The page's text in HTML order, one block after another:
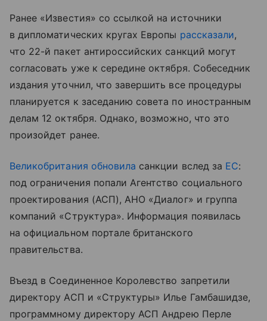
Ранее «Известия» со ссылкой на источники
в дипломатических кругах Европы рассказали,
что 22-й пакет антироссийских санкций могут
согласовать уже к середине октября. Собеседник
издания уточнил, что завершить все процедуры
планируется к заседанию совета по иностранным
делам 12 октября. Однако, возможно, что это
произойдет ранее.
Великобритания обновила санкции вслед за ЕС:
под ограничения попали Агентство социального
проектирования (АСП), АНО «Диалог» и группа
компаний «Структура». Информация появилась
на официальном портале британского
правительства.
Въезд в Соединенное Королевство запретили
директору АСП и «Структуры» Илье Гамбашидзе,
программному директору АСП Андрею Перле